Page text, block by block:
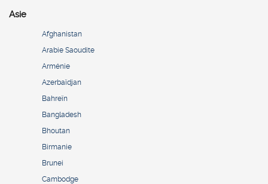
Asie
Afghanistan
Arabie Saoudite
Arménie
Azerbaïdjan
Bahreïn
Bangladesh
Bhoutan
Birmanie
Brunei
Cambodge